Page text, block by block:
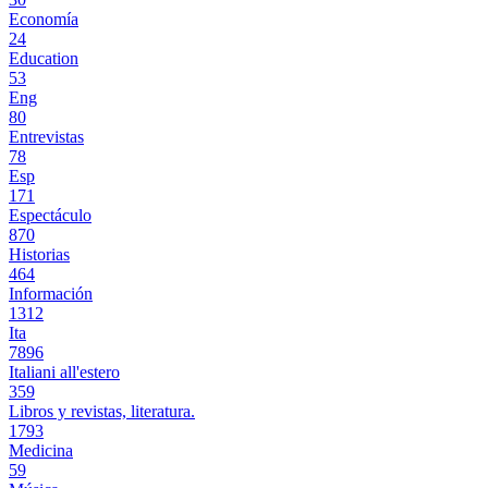
Economía
24
Education
53
Eng
80
Entrevistas
78
Esp
171
Espectáculo
870
Historias
464
Información
1312
Ita
7896
Italiani all'estero
359
Libros y revistas, literatura.
1793
Medicina
59